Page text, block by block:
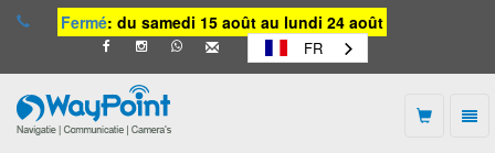
Fermé: du samedi 15 août au lundi 24 août
FR